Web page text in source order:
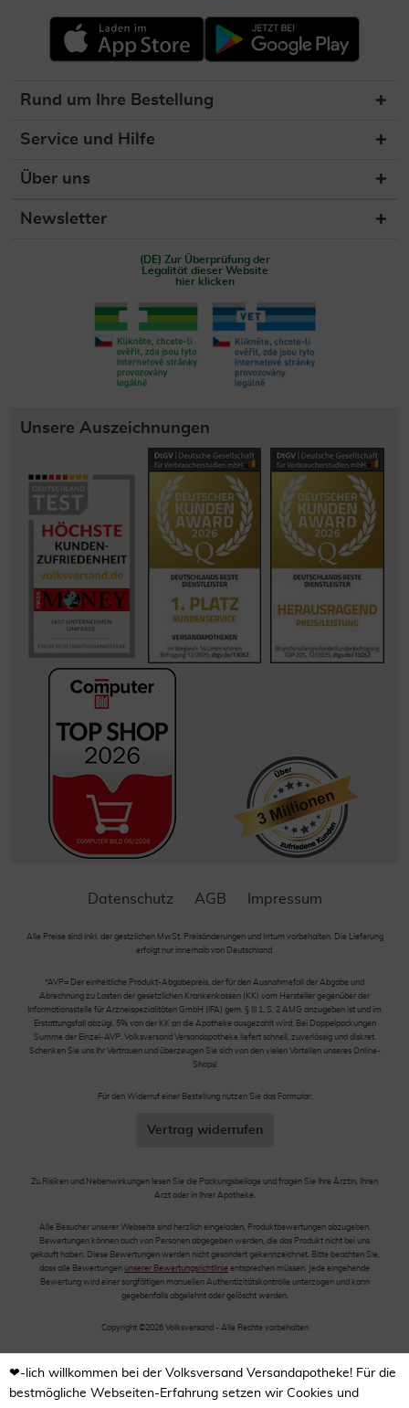
Rund um Ihre Bestellung
Service und Hilfe
Über uns
Newsletter
(DE) Zur Überprüfung der
Legalität dieser Website
hier klicken
Unsere Auszeichnungen
Datenschutz AGB Impressum
Alle Preise sind inkl. der gestzlichen MwSt. Preisänderungen und Irrtum vorbehalten. Die Lieferung
erfolgt nur innerhalb von Deutschland.
*AVP= Der einheitliche Produkt-Abgabepreis, der für den Ausnahmefall der Abgabe und
Abrechnung zu Lasten der gesetzlichen Krankenkassen (KK) vom Hersteller gegenüber der
Informationsstelle für Arzneispezialitäten GmbH (IFA) gem. § III 1, S. 2 AMG anzugeben ist und im
Erstattungsfall abzügl. 5% von der KK an die Apotheke ausgezahlt wird. Bei Doppelpackungen
Summe der Einzel-AVP. Volksversand Versandapotheke liefert schnell, zuverlässig und diskret.
Schenken Sie uns Ihr Vertrauen und überzeugen Sie sich von den vielen Vorteilen unseres Online-
Shops!
Für den Widerruf einer Bestellung nutzen Sie das Formular:
Vertrag widerrufen
Zu Risiken und Nebenwirkungen lesen Sie die Packungsbeilage und fragen Sie Ihre Ärztin, Ihren
Arzt oder in Ihrer Apotheke.
Alle Besucher unserer Webseite sind herzlich eingeladen, Produktbewertungen abzugeben.
Bewertungen können auch von Personen abgegeben werden, die das Produkt nicht bei uns
gekauft haben. Diese Bewertungen werden nicht gesondert gekennzeichnet. Bitte beachten Sie,
dass alle Bewertungen unserer Bewertungsrichtlinie entsprechen müssen. Jede eingehende
Bewertung wird einer sorgfältigen manuellen Authentizitätskontrolle unterzogen und kann
gegebenfalls abgelehnt oder gelöscht werden.
Copyright ©2026 Volksversand - Alle Rechte vorbehalten
❤-lich willkommen bei der Volksversand Versandapotheke! Für die
bestmögliche Webseiten-Erfahrung setzen wir Cookies und